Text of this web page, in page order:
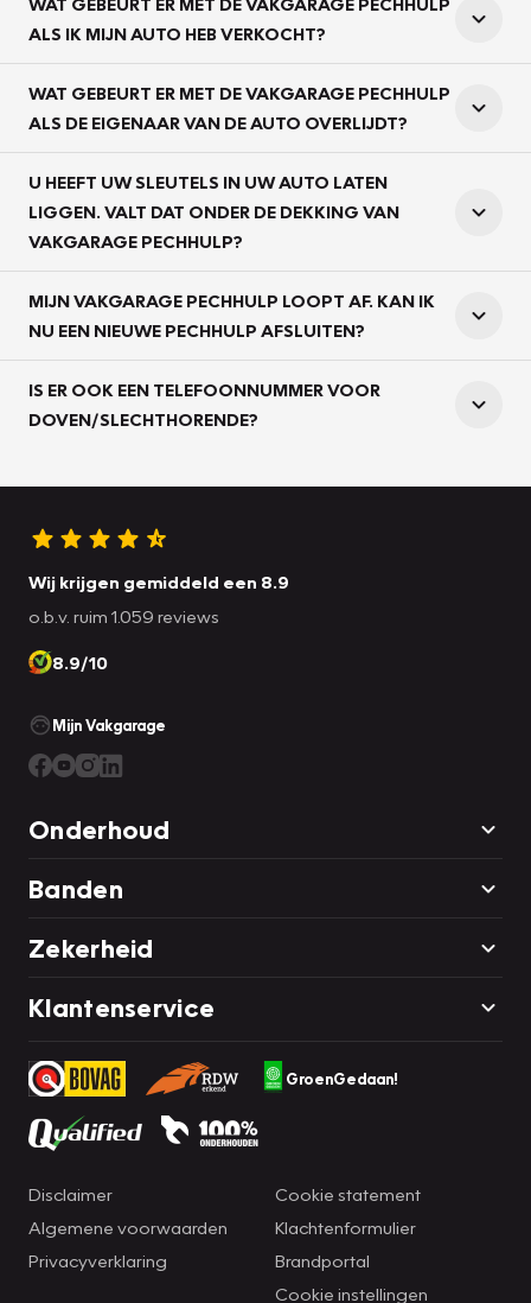
ALS IK MIJN AUTO HEB VERKOCHT?
WAT GEBEURT ER MET DE VAKGARAGE PECHHULP
ALS DE EIGENAAR VAN DE AUTO OVERLIJDT?
U HEEFT UW SLEUTELS IN UW AUTO LATEN
LIGGEN. VALT DAT ONDER DE DEKKING VAN
VAKGARAGE PECHHULP?
MIJN VAKGARAGE PECHHULP LOOPT AF. KAN IK
NU EEN NIEUWE PECHHULP AFSLUITEN?
IS ER OOK EEN TELEFOONNUMMER VOOR
DOVEN/SLECHTHORENDE?
Wij krijgen gemiddeld een 8.9
o.b.v. ruim 1.059 reviews
8.9/10
Mijn Vakgarage
Onderhoud
Banden
Zekerheid
Klantenservice
GroenGedaan!
Disclaimer
Algemene voorwaarden
Privacyverklaring
Cookie statement
Klachtenformulier
Brandportal
Cookie instellingen